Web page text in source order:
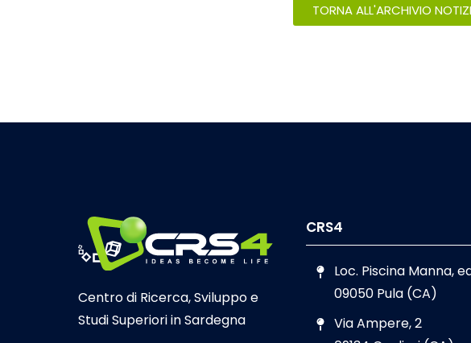
TORNA ALL'ARCHIVIO
Centro di Ricerca, Sviluppo e
Studi Superiori in Sardegna
CRS4
Loc. Piscina Manna,
09050 Pula (CA)
Via Ampere, 2